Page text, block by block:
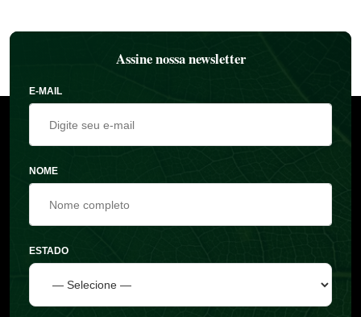
Assine nossa newsletter
E-MAIL
NOME
ESTADO